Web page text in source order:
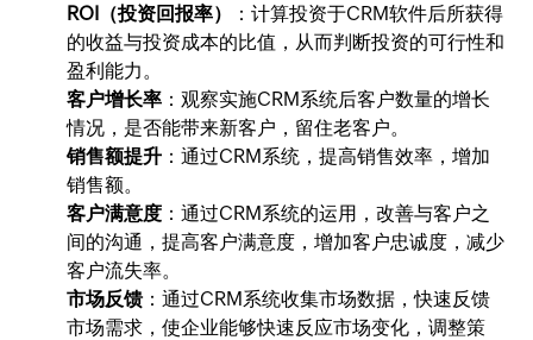
ROI（投资回报率）
：计算投资于CRM软件后所获得
的收益与投资成本的比值，从而判断投资的可行性和
盈利能力。
客户增长率 ：观察实施CRM系统后客户数量的增长
情况，是否能带来新客户，留住老客户。
销售额提升 ：通过CRM系统，提高销售效率，增加
销售额。
客户满意度 ：通过CRM系统的运用，改善与客户之
间的沟通，提高客户满意度，增加客户忠诚度，减少
客户流失率。
市场反馈 ：通过CRM系统收集市场数据，快速反馈
市场需求，使企业能够快速反应市场变化，调整策